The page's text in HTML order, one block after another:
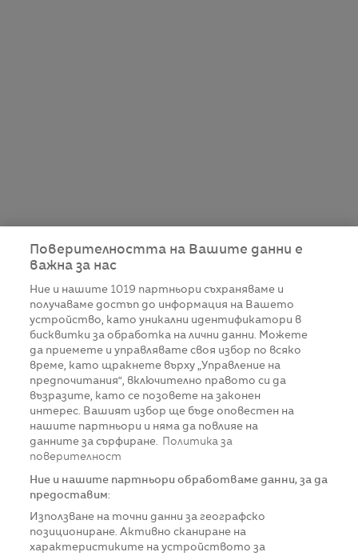
Поверителността на Вашите данни е
важна за нас
Ние и нашите 1019 партньори съхраняваме и
получаваме достъп до информация на Вашето
устройство, като уникални идентификатори в
бисквитки за обработка на лични данни. Можете
да приемете и управлявате своя избор по всяко
време, като щракнете върху „Управление на
предпочитания“, включително правото си да
възразите, като се позовете на законен
интерес. Вашият избор ще бъде оповестен на
нашите партньори и няма да повлияе на
данните за сърфиране.
Политика за
поверителност
Ние и нашите партньори обработваме данни, за да
предоставим:
Използване на точни данни за географско
позициониране. Активно сканиране на
характеристиките на устройството за